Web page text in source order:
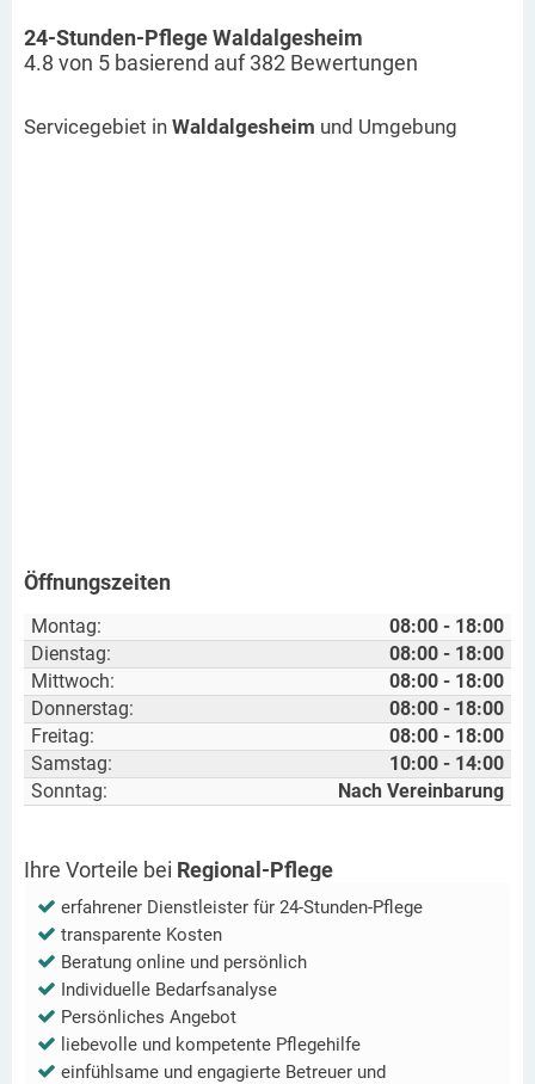
24-Stunden-Pflege Waldalgesheim
4.8 von 5 basierend auf382 Bewertungen
Servicegebiet in Waldalgesheim und Umgebung
Öffnungszeiten
Montag:
08:00 - 18:00
Dienstag:
08:00 - 18:00
Mittwoch:
08:00 - 18:00
Donnerstag:
08:00 - 18:00
Freitag:
08:00 - 18:00
Samstag:
10:00 - 14:00
Sonntag:
Nach Vereinbarung
Ihre Vorteile bei Regional-Pflege
erfahrener Dienstleister für 24-Stunden-Pflege
transparente Kosten
Beratung online und persönlich
Individuelle Bedarfsanalyse
Persönliches Angebot
liebevolle und kompetente Pflegehilfe
einfühlsame und engagierte Betreuer und